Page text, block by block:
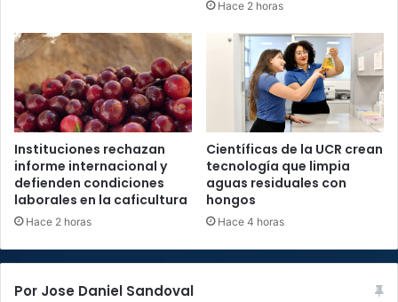
Hace 2 horas
Instituciones rechazan
informe internacional y
defienden condiciones
laborales en la caficultura
Hace 2 horas
Científicas de la UCR crean
tecnología que limpia
aguas residuales con
hongos
Hace 4 horas
Por Jose Daniel Sandoval